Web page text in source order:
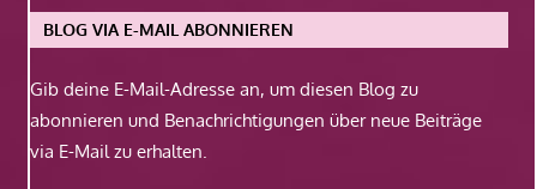
BLOG VIA E-MAIL ABONNIEREN
Gib deine E-Mail-Adresse an, um diesen Blog zu
abonnieren und Benachrichtigungen über neue Beiträge
via E-Mail zu erhalten.